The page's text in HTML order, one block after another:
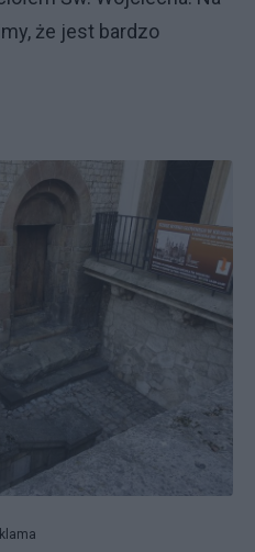
że jest bardzo